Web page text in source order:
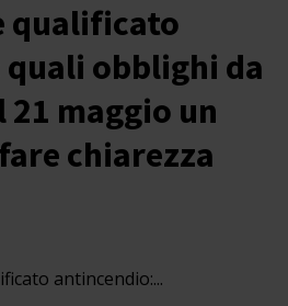
qualificato
obblighi da
maggio un
chiarezza
antincendio:...